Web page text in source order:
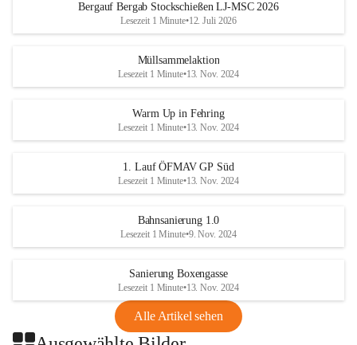
Bergauf Bergab Stockschießen LJ-MSC 2026
Lesezeit 1 Minute•12. Juli 2026
Müllsammelaktion
Lesezeit 1 Minute•13. Nov. 2024
Warm Up in Fehring
Lesezeit 1 Minute•13. Nov. 2024
1. Lauf ÖFMAV GP Süd
Lesezeit 1 Minute•13. Nov. 2024
Bahnsanierung 1.0
Lesezeit 1 Minute•9. Nov. 2024
Sanierung Boxengasse
Lesezeit 1 Minute•13. Nov. 2024
Alle Artikel sehen